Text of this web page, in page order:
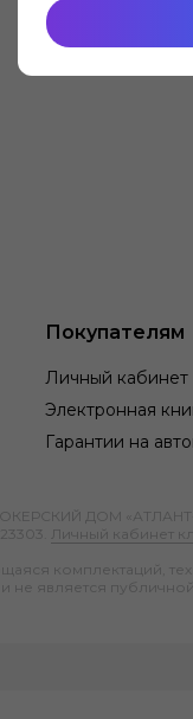
Покупателям
Личный кабинет
Электронная
Гарантии на
ДОМ
Личный кабинет
комплектаций,
не является